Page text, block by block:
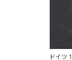
ドイツ